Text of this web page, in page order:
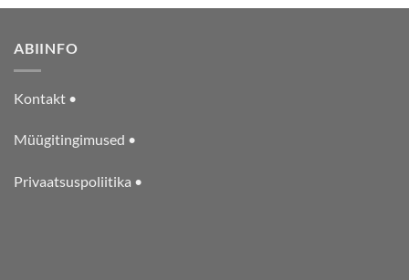
ABIINFO
Kontakt •
Müügitingimused •
Privaatsuspoliitika •